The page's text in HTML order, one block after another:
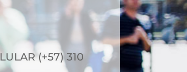
(+57) 310